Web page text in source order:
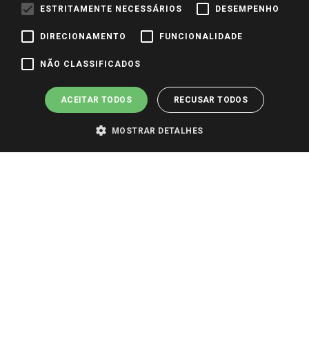
Identidade Visual
Pagamento e Segurança
ESTRITAMENTE NECESSÁRIOS DESEMPENHO
DIRECIONAMENTO FUNCIONALIDADE
NÃO CLASSIFICADOS
ACEITAR TODOS RECUSAR TODOS
MOSTRAR DETALHES